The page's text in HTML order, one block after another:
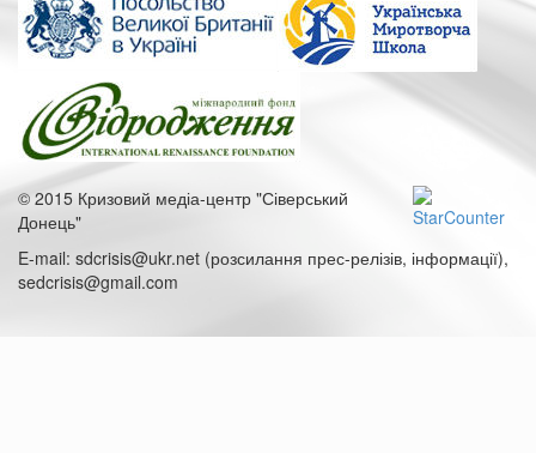
© 2015 Кризовий медіа-центр "Сіверський
Донець"
E-mail: sdcrisis@ukr.net (розсилання прес-релізів, інформації),
sedcrisis@gmail.com